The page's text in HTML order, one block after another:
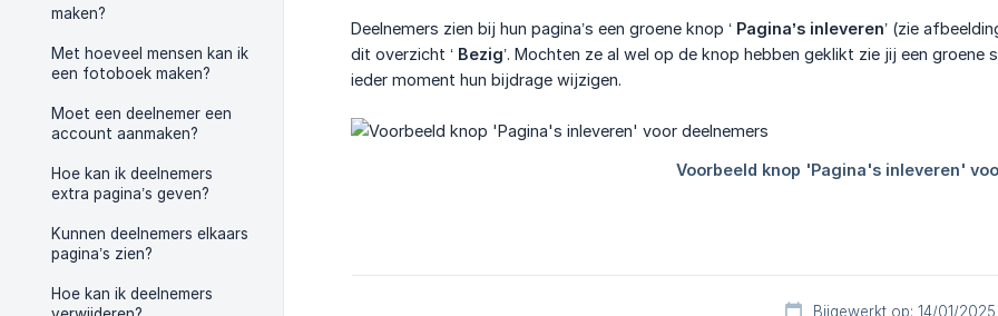
maken?
Met hoeveel mensen kan ik
een fotoboek maken?
Moet een deelnemer een
account aanmaken?
Hoe kan ik deelnemers
extra pagina’s geven?
Kunnen deelnemers elkaars
pagina’s zien?
Hoe kan ik deelnemers
Deelnemers zien bij hun pagina’s een groene knop ‘ Pagina’s inleveren’ (zie
dit overzicht ‘ Bezig’. Mochten ze al wel op de knop hebben geklikt zie jij een groene
ieder moment hun bijdrage wijzigen.
Bijgewerkt op: 14/01/2025